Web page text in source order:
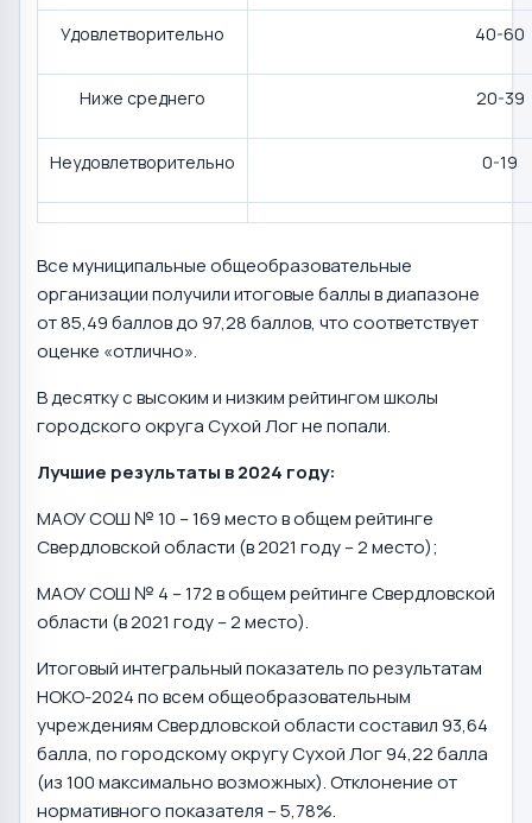
Удовлетворительно 40-60
Ниже среднего 20-39
Неудовлетворительно 0-19
Все муниципальные общеобразовательные
организации получили итоговые баллы в диапазоне
от 85,49 баллов до 97,28 баллов, что соответствует
оценке «отлично».
В десятку с высоким и низким рейтингом школы
городского округа Сухой Лог не попали.
Лучшие результаты в 2024 году:
МАОУ СОШ № 10 – 169 место в общем рейтинге
Свердловской области (в 2021 году – 2 место);
МАОУ СОШ № 4 – 172 в общем рейтинге Свердловской
области (в 2021 году – 2 место).
Итоговый интегральный показатель по результатам
НОКО-2024 по всем общеобразовательным
учреждениям Свердловской области составил 93,64
балла, по городскому округу Сухой Лог 94,22 балла
(из 100 максимально возможных). Отклонение от
нормативного показателя – 5,78%.